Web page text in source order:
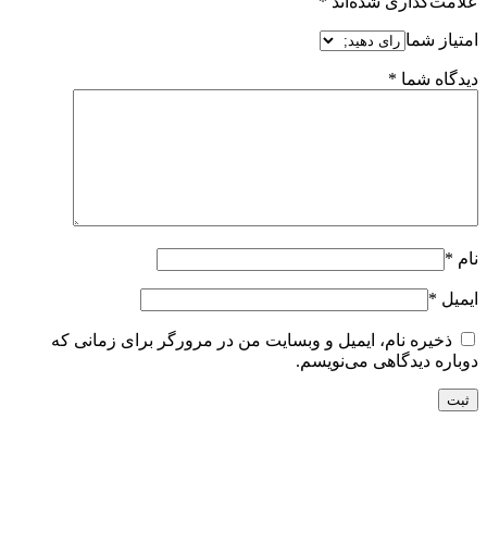
امتیاز شما
دیدگاه شما *
نام *
ایمیل *
ذخیره نام، ایمیل و وبسایت من در مرورگر برای زمانی که
دوباره دیدگاهی می‌نویسم.